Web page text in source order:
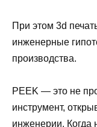
При этом 3d
инженерные
производства.
PEEK — это не
инструмент,
инженерии. Когда